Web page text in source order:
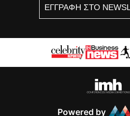
ΕΓΓΡΑΦΗ ΣΤΟ
Powered by